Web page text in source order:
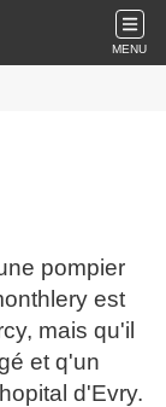
MENU
pompier
est
mais qu'il
et q'un
d'Evry.